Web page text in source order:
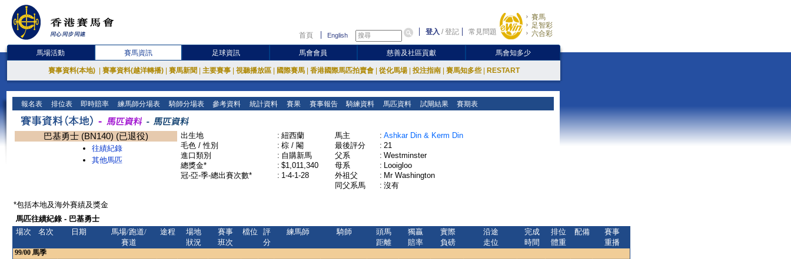
首頁 English 登入 /登記 常見問題
賽馬
足智彩
六合彩
馬場活動 賽馬資訊 足球資訊 馬會會員 慈善及社區貢獻 馬會知多少
賽事資料(本地) 賽事資料(越洋轉播) 賽馬新聞 主要賽事 視聽播放區 國際賽馬 香港國際馬匹拍賣會 從化馬場 投注指南 賽馬知多些 RESTART
報名表 排位表 即時賠率 練馬師分場表 騎師分場表 參考資料 統計資料 賽果 賽事報告 騎練資料 馬匹資料 試閘結果 賽期表
巴基勇士 (BN140) (已退役)
往績紀錄
其他馬匹
出生地 : 紐西蘭
毛色 / 性別
: 棕 / 閹
進口類別
: 自購新馬
總獎金*
: $1,011,340
冠-亞-季-總出賽次數*
: 1-4-1-28
馬主 : Ashkar Din & Kerm Din
最後評分
: 21
父系
: Westminster
母系
: Looigloo
外祖父
: Mr Washington
同父系馬
: 沒有
*包括本地及海外賽績及獎金
馬匹往績紀錄 - 巴基勇士
場次
名次 日期
馬場/跑道/
賽道
途程
場地
狀況
賽事
班次
檔位
評
分
練馬師 騎師
頭馬
距離
獨贏
賠率
實際
負磅
沿途
走位
完成
時間
排位
體重
配備
賽事
重播
99/00 馬季